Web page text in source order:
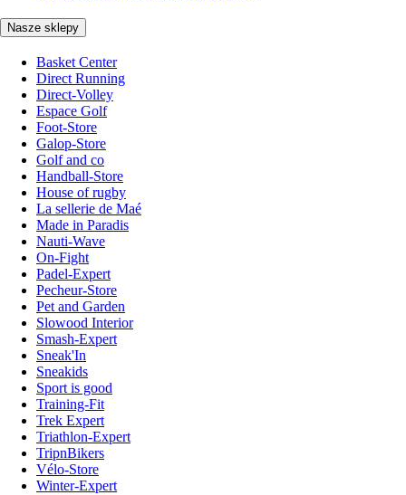
Nasze sklepy
Basket Center
Direct Running
Direct-Volley
Espace Golf
Foot-Store
Galop-Store
Golf and co
Handball-Store
House of rugby
La sellerie de Maé
Made in Paradis
Nauti-Wave
On-Fight
Padel-Expert
Pecheur-Store
Pet and Garden
Slowood Interior
Smash-Expert
Sneak'In
Sneakids
Sport is good
Training-Fit
Trek Expert
Triathlon-Expert
TripnBikers
Vélo-Store
Winter-Expert